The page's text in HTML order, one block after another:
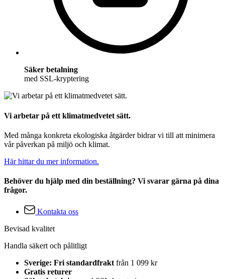
Säker betalning
med SSL-kryptering
Vi arbetar på ett klimatmedvetet sätt.
Med många konkreta ekologiska åtgärder bidrar vi till att minimera
vår påverkan på miljö och klimat.
Här hittar du mer information.
Behöver du hjälp med din beställning? Vi svarar gärna på dina
frågor.
Kontakta oss
Bevisad kvalitet
Handla säkert och pålitligt
Sverige: Fri standardfrakt från 1 099 kr
Gratis returer